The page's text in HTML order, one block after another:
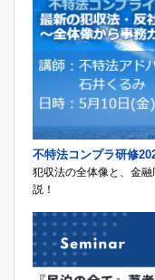
不特法コンプラ研修
犯収法の全体像と、金
説！